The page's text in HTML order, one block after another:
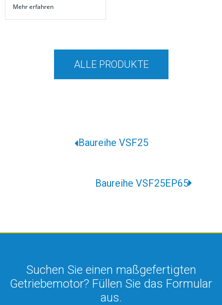
Mehr erfahren
ALLE PRODUKTE
Baureihe VSF25
Baureihe VSF25EP65
Suchen Sie einen maßgefertigten
Getriebemotor? Füllen Sie das Formular
aus.